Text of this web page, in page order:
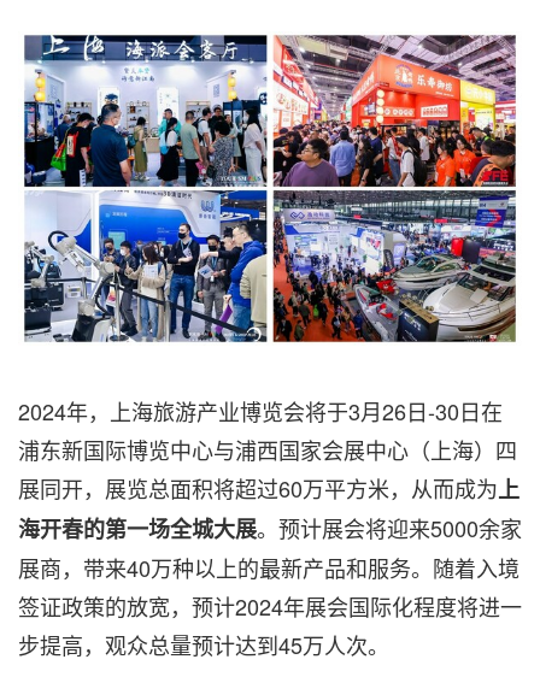
2024年，上海旅游产业博览会将于3月26日-30日在
浦东新国际博览中心与浦西国家会展中心（上海）四
展同开，展览总面积将超过60万平方米，从而成为上
海开春的第一场全城大展。预计展会将迎来5000余家
展商，带来40万种以上的最新产品和服务。随着入境
签证政策的放宽，预计2024年展会国际化程度将进一
步提高，观众总量预计达到45万人次。